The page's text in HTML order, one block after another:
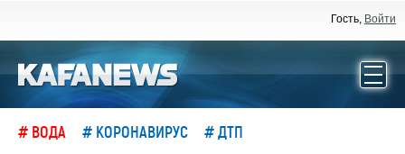
Гость, Войти
# ВОДА # КОРОНАВИРУС # ДТП